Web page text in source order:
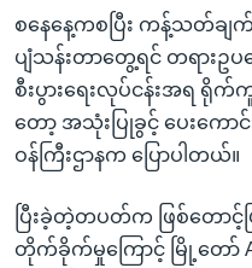
စနေနေ့ကစပြီး ကန့်သတ်ခ
ပျံသန်းတာတွေ့ရင် တရားဥပ
စီးပွားရေးလုပ်ငန်းအရ ရိုက်
တော့ အသုံးပြုခွင့် ပေးကော
ဝန်ကြီးဌာနက ပြောပါတယ်။
ပြီးခဲ့တဲ့တပတ်က ဖြစ်တောင့်ဖ
တိုက်ခိုက်မှုကြောင့် မြို့တော်